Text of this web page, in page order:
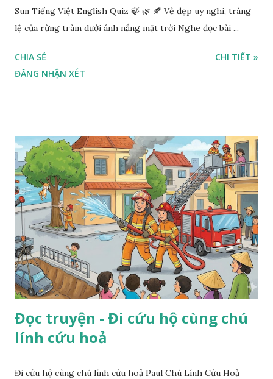
Sun Tiếng Việt English Quiz 🍃 🌿 🍂 Vẻ đẹp uy nghi, tráng
lệ của rừng tràm dưới ánh nắng mặt trời Nghe đọc bài ...
CHIA SẺ
ĐĂNG NHẬN XÉT
CHI TIẾT »
Đọc truyện - Đi cứu hộ cùng chú
lính cứu hoả
Đi cứu hộ cùng chú lính cứu hoả Paul Chú Lính Cứu Hoả